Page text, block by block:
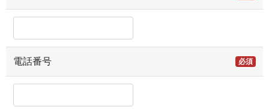
電話番号 必須